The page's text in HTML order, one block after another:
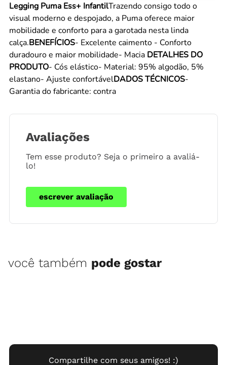
Legging Puma Ess+ InfantilTrazendo consigo todo o
visual moderno e despojado, a Puma oferece maior
mobilidade e conforto para a garotada nesta linda
calça.BENEFÍCIOS- Excelente caimento - Conforto
duradouro e maior mobilidade- Macia DETALHES DO
PRODUTO- Cós elástico- Material: 95% algodão, 5%
elastano- Ajuste confortávelDADOS TÉCNICOS-
Garantia do fabricante: contra
Avaliações
Tem esse produto? Seja o primeiro a avaliá-
lo!
escrever avaliação
você também pode gostar